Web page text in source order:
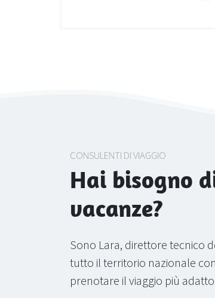
CONSULENTI DI VIAGGIO
Hai bisogno
vacanze?
Sono Lara, direttore tecnico
tutto il territorio nazionale
prenotare il viaggio più